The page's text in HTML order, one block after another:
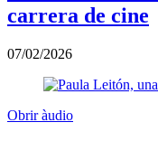
carrera de cine
07/02/2026
Obrir àudio